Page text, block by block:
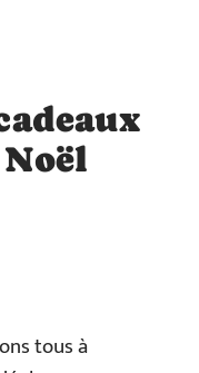
tous à